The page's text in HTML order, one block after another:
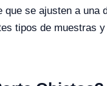
se ajusten a una
tipos de muestras